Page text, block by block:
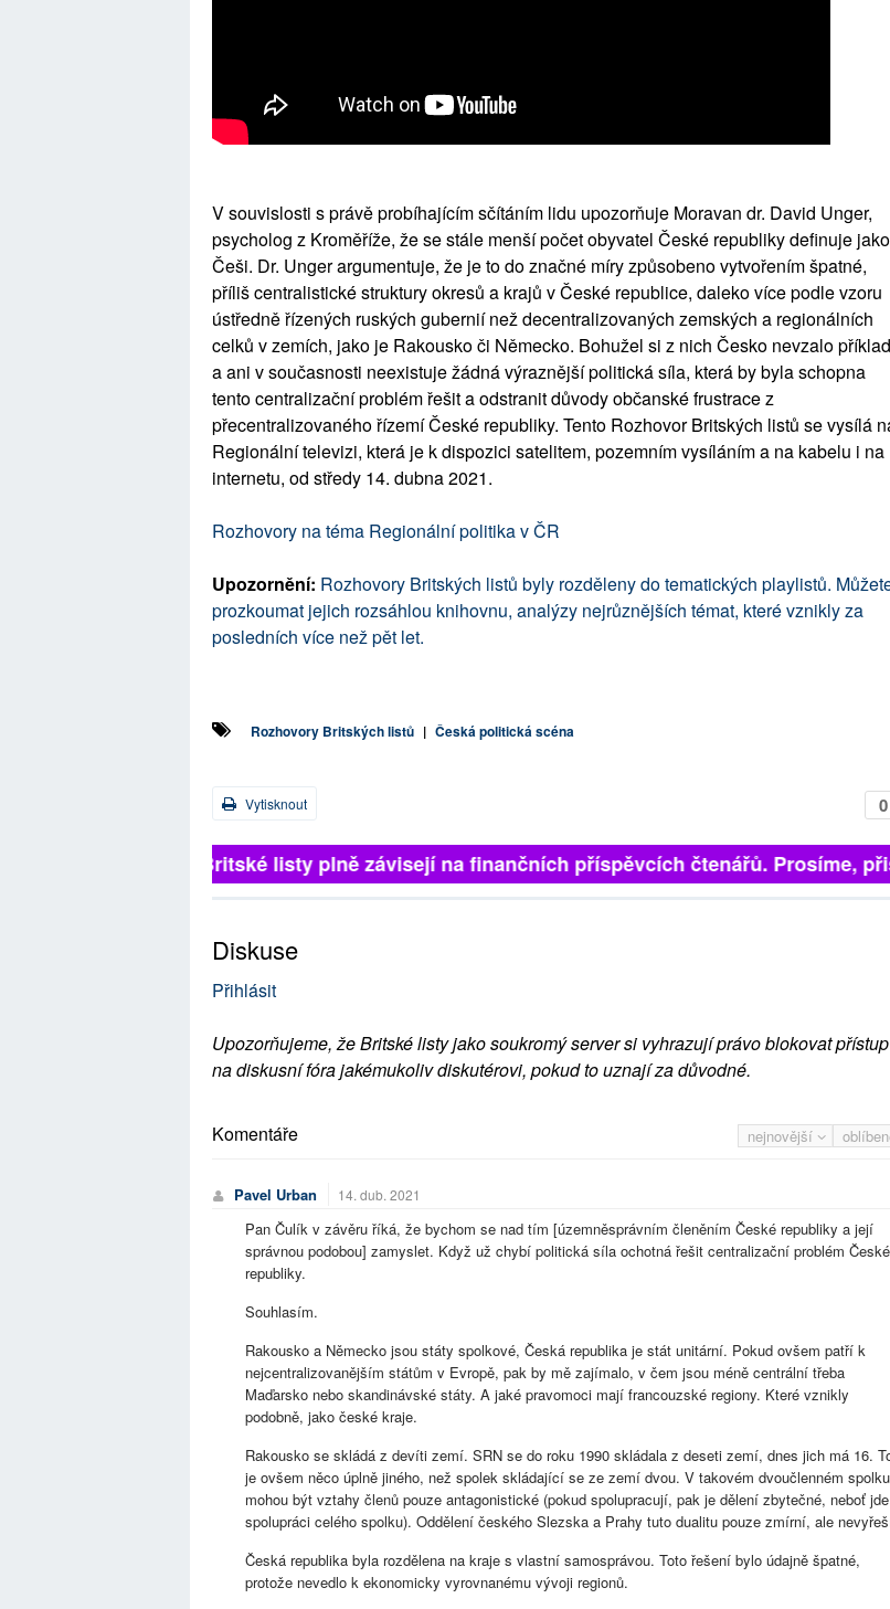
V souvislosti s právě probíhajícím sčítáním lidu upozorňuje Moravan dr. David Unger,
psycholog z Kroměříže, že se stále menší počet obyvatel České republiky definuje jako
Češi. Dr. Unger argumentuje, že je to do značné míry způsobeno vytvořením špatné,
příliš centralistické struktury okresů a krajů v České republice, daleko více podle vzoru
ústředně řízených ruských gubernií než decentralizovaných zemských a regionálních
celků v zemích, jako je Rakousko či Německo. Bohužel si z nich Česko nevzalo příklad
a ani v současnosti neexistuje žádná výraznější politická síla, která by byla schopna
tento centralizační problém řešit a odstranit důvody občanské frustrace z
přecentralizovaného řízemí České republiky. Tento Rozhovor Britských listů se vysílá
Regionální televizi, která je k dispozici satelitem, pozemním vysíláním a na kabelu i na
internetu, od středy 14. dubna 2021.
Rozhovory na téma Regionální politika v ČR
Upozornění: Rozhovory Britských listů byly rozděleny do tematických playlistů.
prozkoumat jejich rozsáhlou knihovnu, analýzy nejrůznějších témat, které vznikly za
posledních více než pět let.
Rozhovory Britských listů | Česká politická scéna
0
Vytisknout
Britské listy plně závisejí na finančních příspěvcích čtenářů. Prosíme,
Diskuse
Přihlásit
Upozorňujeme, že Britské listy jako soukromý server si vyhrazují právo blokovat přístup
na diskusní fóra jakémukoliv diskutérovi, pokud to uznají za důvodné.
nejnovější
Komentáře
Pavel Urban 14. dub. 2021
Pan Čulík v závěru říká, že bychom se nad tím [územněsprávním členěním České republiky a její
správnou podobou] zamyslet. Když už chybí politická síla ochotná řešit centralizační problém České
republiky.
Souhlasím.
Rakousko a Německo jsou státy spolkové, Česká republika je stát unitární. Pokud ovšem patří k
nejcentralizovanějším státům v Evropě, pak by mě zajímalo, v čem jsou méně centrální třeba
Maďarsko nebo skandinávské státy. A jaké pravomoci mají francouzské regiony. Které vznikly
podobně, jako české kraje.
Rakousko se skládá z devíti zemí. SRN se do roku 1990 skládala z deseti zemí, dnes jich má 16.
je ovšem něco úplně jiného, než spolek skládající se ze zemí dvou. V takovém dvoučlenném spolku
mohou být vztahy členů pouze antagonistické (pokud spolupracují, pak je dělení zbytečné, neboť
spolupráci celého spolku). Oddělení českého Slezska a Prahy tuto dualitu pouze zmírní, ale
Česká republika byla rozdělena na kraje s vlastní samosprávou. Toto řešení bylo údajně špatné,
protože nevedlo k ekonomicky vyrovnanému vývoji regionů.